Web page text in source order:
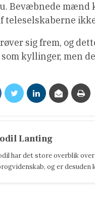
Bevæbnede mænd
teleselskaberne
sig frem, og
kyllinger, men
Lanting
har det store overblik
og er